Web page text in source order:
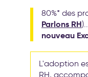
80%* des
Parlons RH
nouveau
L'adoption
RH,